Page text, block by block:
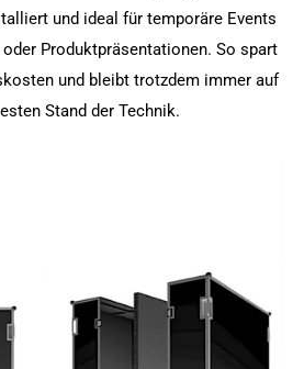
und ideal für temporäre Events
Produktpräsentationen. So spart
und bleibt trotzdem immer auf
Stand der Technik.